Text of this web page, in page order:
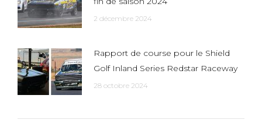
2 décembre 2024
Rapport de course pour le Shield
Golf Inland Series Redstar Raceway
28 octobre 2024